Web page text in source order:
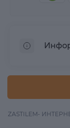
Информация
Оферта
ZASTILEM-